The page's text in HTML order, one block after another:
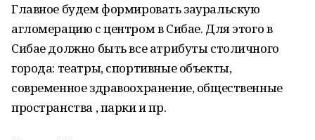
Главное будем формировать зауральскую
агломерацию с центром в Сибае. Для этого в
Сибае должно быть все атрибуты столичного
города: театры, спортивные объекты,
современное здравоохранение, общественные
пространства , парки и пр.